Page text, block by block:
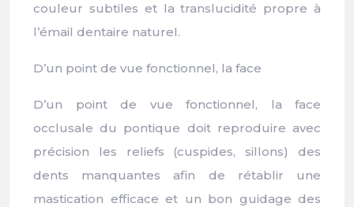
couleur subtiles et la translucidité propre à
l’émail dentaire naturel.
D’un point de vue fonctionnel, la face
D’un point de vue fonctionnel, la face
occlusale du pontique doit reproduire avec
précision les reliefs (cuspides, sillons) des
dents manquantes afin de rétablir une
mastication efficace et un bon guidage des